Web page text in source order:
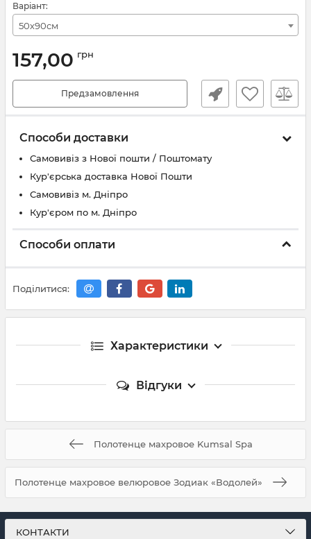
Варіант:
50х90см
157,00 грн
Предзамовлення
Способи доставки
Самовивіз з Нової пошти / Поштомату
Кур'єрська доставка Нової Пошти
Самовивіз м. Дніпро
Кур'єром по м. Дніпро
Способи оплати
Поділитися:
Характеристики
Відгуки
Полотенце махровое Kumsal Spa
Полотенце махровое велюровое Зодиак «Водолей»
КОНТАКТИ